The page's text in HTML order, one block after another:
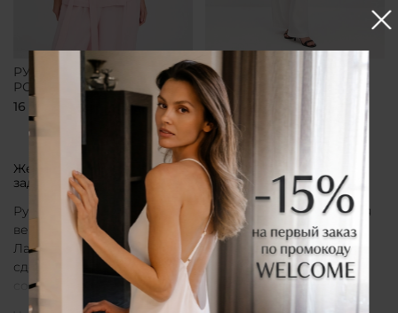
РУБАШКА-КИМОНО
РОЗОВАЯ
16 700 ₽
РУБАШКА-КИМОНО
БЕЛАЯ
16 700 ₽
Женская рубашка кимоно от бренда CLÓ, которая
задает тон всему образу
Рубашка кимоно CLÓ рассматривается как утонченная
вещь, воплощающая эстетику мягкой женственности.
Лаконичный крой, деликатные материалы и
сдержанная палитра создают образ, в котором
сочетаются особая нежность белья и элегантная
непринужденность кимоно. Такая рубашка не